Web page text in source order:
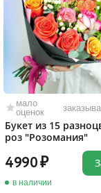
мало
оценок
Букет из 15
роз "Розомания"
4990
в наличии